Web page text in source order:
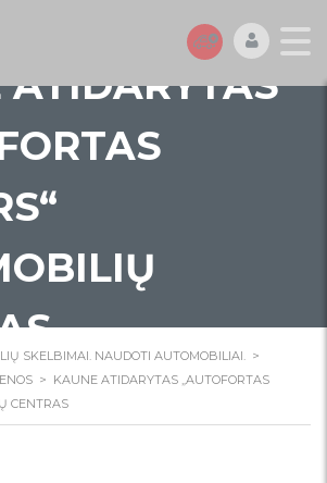
ATIDARYTAS
SKELBIMAI. NAUDOTI AUTOMOBILIAI. >
> KAUNE ATIDARYTAS „AUTOFORTAS
CENTRAS